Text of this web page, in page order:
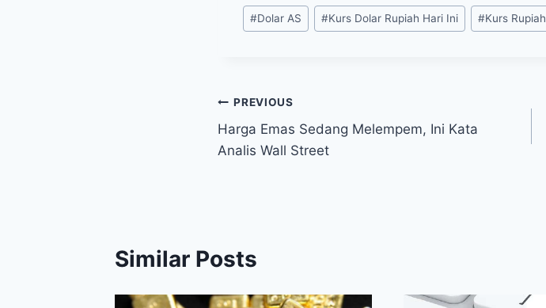
Post
Tags:
#Dolar AS #Kurs Dolar Rupiah Hari Ini #Kurs Rupiah
Post
navigation
PREVIOUS
Harga Emas Sedang Melempem, Ini Kata
Analis Wall Street
Similar Posts